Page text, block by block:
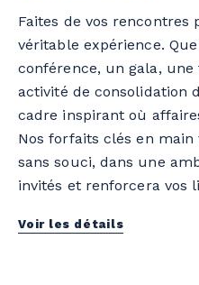
Faites de vos rencontres
véritable expérience.
conférence, un gala, une
activité de consolidation
cadre inspirant où
Nos forfaits clés en
sans souci, dans une
invités et renforcera vos
Voir les détails